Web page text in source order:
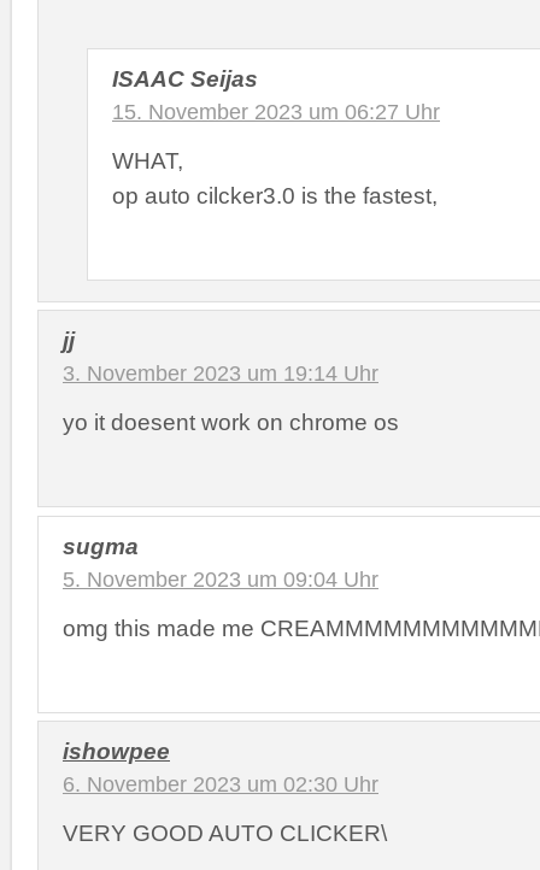
ISAAC Seijas
15. November 2023 um 06:27 Uhr
WHAT,
op auto cilcker3.0 is the fastest,
jj
3. November 2023 um 19:14 Uhr
yo it doesent work on chrome os
sugma
5. November 2023 um 09:04 Uhr
omg this made me
ishowpee
6. November 2023 um 02:30 Uhr
VERY GOOD AUTO CLICKER\